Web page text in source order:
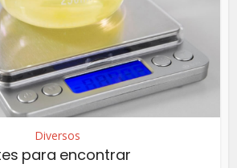
Diversos
para encontrar